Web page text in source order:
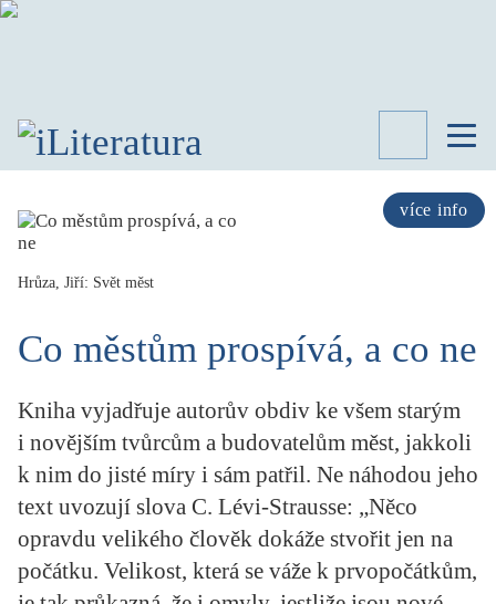
více info
KATEGORIE
PŘEHLED
STUDIE
KRITIKA PŘEKLADU
UKÁZKA
Hrůza, Jiří: Svět měst
Co městům prospívá, a co ne
Kniha vyjadřuje autorův obdiv ke všem starým
i novějším tvůrcům a budovatelům měst, jakkoli
k nim do jisté míry i sám patřil. Ne náhodou jeho
text uvozují slova C. Lévi-Strausse: „Něco
opravdu velikého člověk dokáže stvořit jen na
počátku. Velikost, která se váže k prvopočátkům,